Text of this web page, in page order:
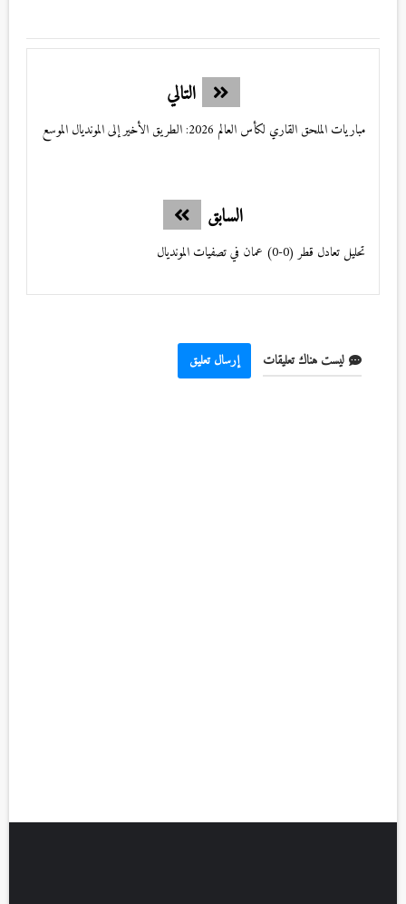
التالي
مباريات الملحق القاري لكأس العالم 2026: الطريق الأخير إلى المونديال الموسع
السابق
تحليل تعادل قطر (0-0) عمان في تصفيات المونديال
ليست هناك تعليقات إرسال تعليق